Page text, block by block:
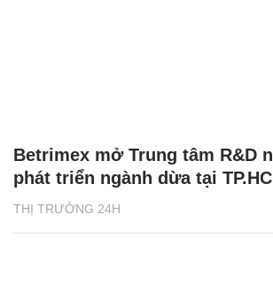
THỊ TRƯỜNG 24H
Betrimex mở Trung tâm R&D
phát triển ngành dừa tại